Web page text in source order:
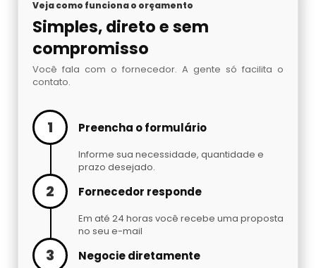
Veja como funciona o orçamento
Simples, direto e sem
compromisso
Você fala com o fornecedor. A gente só facilita o
contato.
1 Preencha o formulário
Informe sua necessidade, quantidade e
prazo desejado.
2 Fornecedor responde
Em até 24 horas você recebe uma proposta
no seu e-mail
3 Negocie diretamente